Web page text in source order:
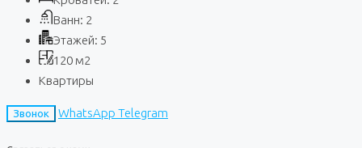
Ванн: 2
Этажей: 5
120 м2
Квартиры
Звонок WhatsApp Telegram